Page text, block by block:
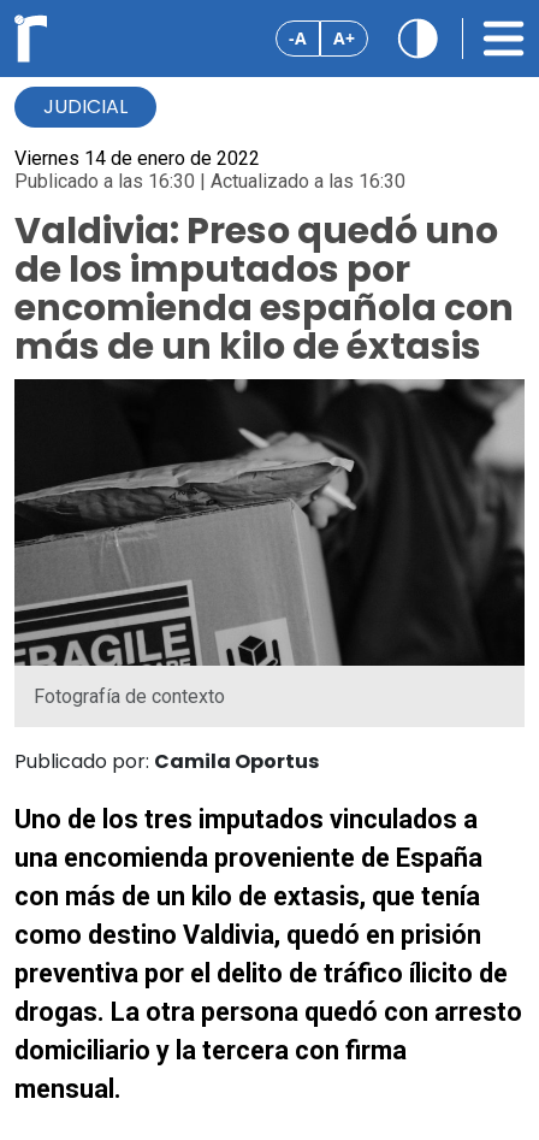
-A A+
JUDICIAL
Viernes 14 de enero de 2022
Publicado a las 16:30 | Actualizado a las 16:30
Valdivia: Preso quedó uno
de los imputados por
encomienda española con
más de un kilo de éxtasis
Fotografía de contexto
Publicado por: Camila Oportus
Uno de los tres imputados vinculados a
una encomienda proveniente de España
con más de un kilo de extasis, que tenía
como destino Valdivia, quedó en prisión
preventiva por el delito de tráfico ílicito de
drogas. La otra persona quedó con arresto
domiciliario y la tercera con firma
mensual.